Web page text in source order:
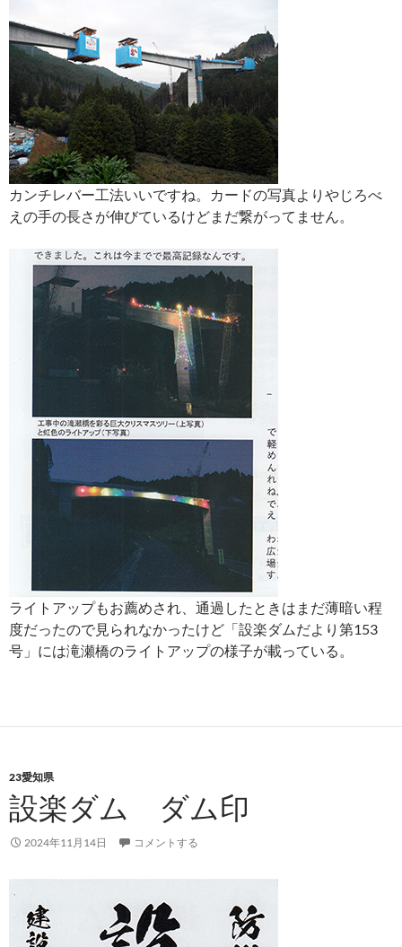
カンチレバー工法いいですね。カードの写真よりやじろべ
えの手の長さが伸びているけどまだ繋がってません。
ライトアップもお薦めされ、通過したときはまだ薄暗い程
度だったので見られなかったけど「設楽ダムだより第153
号」には滝瀬橋のライトアップの様子が載っている。
23愛知県
設楽ダム ダム印
2024年11月14日 コメントする